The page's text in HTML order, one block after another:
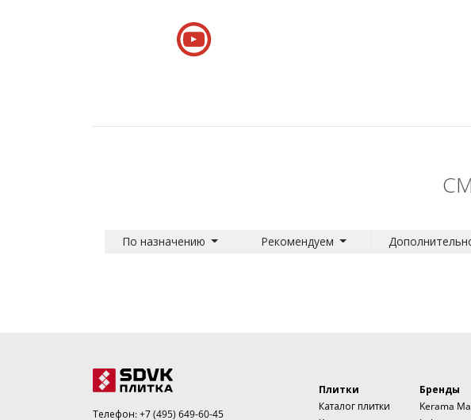
По назначению Рекомендуем
Телефон:+7 (495) 649-60-45
Плитки
Каталог плитки
Бренды
Kerama